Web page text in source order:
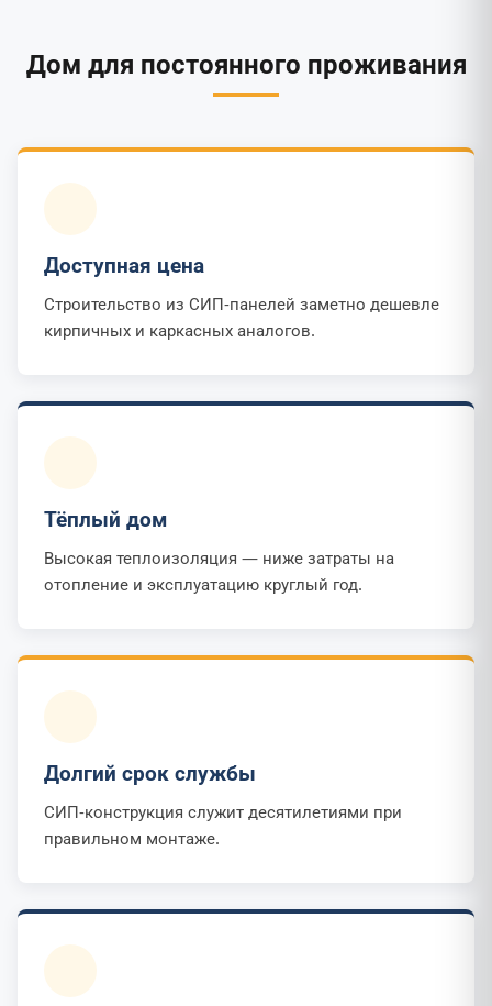
Дом для постоянного проживания
Доступная цена
Строительство из СИП-панелей заметно дешевле
кирпичных и каркасных аналогов.
Тёплый дом
Высокая теплоизоляция — ниже затраты на
отопление и эксплуатацию круглый год.
Долгий срок службы
СИП-конструкция служит десятилетиями при
правильном монтаже.